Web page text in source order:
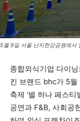
5월 9일 서울 난지한강공원에서
종합외식기업 다이
킨 브랜드 bhc가 5월
축제 ‘별 하나 페스
공연과 F&B, 사회공